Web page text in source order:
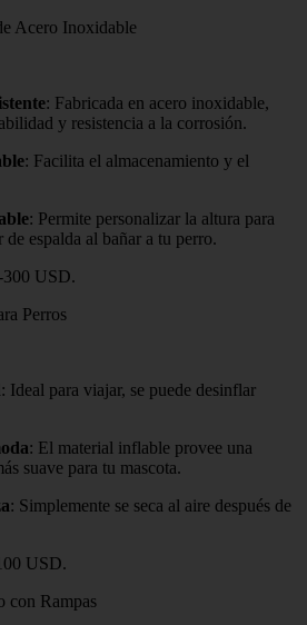
Acero Inoxidable
: Fabricada en acero inoxidable,
y resistencia a la corrosión.
: Facilita el almacenamiento y el
: Permite personalizar la altura para
espalda al bañar a tu perro.
300 USD.
Perros
: Ideal para viajar, se puede desinflar
: El material inflable provee una
suave para tu mascota.
: Simplemente se seca al aire después de
USD.
con Rampas